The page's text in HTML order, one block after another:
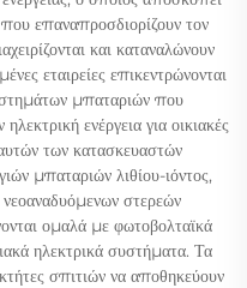
επαναπροσδιορίζουν τον
και καταναλώνουν
εταιρείες επικεντρώνονται
μπαταριών που
ενέργεια για οικιακές
των κατασκευαστών
μπαταριών λιθίου-ιόντος,
στερεών
ομαλά με φωτοβολταϊκά
ηλεκτρικά συστήματα. Τα
σπιτιών να αποθηκεύουν